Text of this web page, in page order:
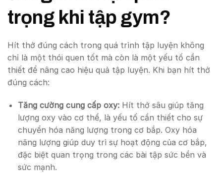
trọng khi tập gym?
Hít thở đúng cách trong quá trình tập luyện không
chỉ là một thói quen tốt mà còn là một yếu tố cần
thiết để nâng cao hiệu quả tập luyện. Khi bạn hít thở
đúng cách:
Tăng cường cung cấp oxy:Hít thở sâu giúp tăng
lượng oxy vào cơ thể, là yếu tố cần thiết cho sự
chuyển hóa năng lượng trong cơ bắp. Oxy hóa
năng lượng giúp duy trì sự hoạt động của cơ bắp,
đặc biệt quan trọng trong các bài tập sức bền và
sức mạnh.